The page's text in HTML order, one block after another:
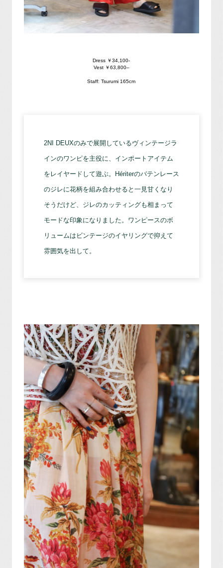
Dress ￥34,100-
Vest ￥63,800–
Staff: Tsurumi 165cm
2NI DEUXのみで展開しているヴィンテージラ
インのワンピを主役に、インポートアイテム
をレイヤードして遊ぶ。Hériterのバテンレース
のジレに花柄を組み合わせると一見甘くなり
そうだけど、ジレのカッティングも相まって
モードな印象になりました。ワンピースのボ
リュームはビンテージのイヤリングで抑えて
雰囲気を出して。